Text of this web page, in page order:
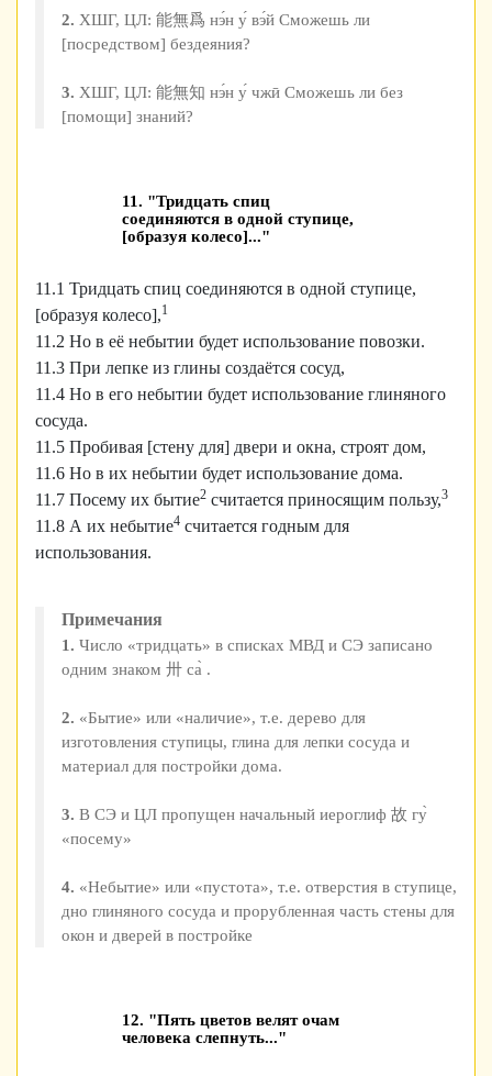
2. ХШГ, ЦЛ: 能無爲 нэ́н у́ вэ́й Сможешь ли
[посредством] бездеяния?
3. ХШГ, ЦЛ: 能無知 нэ́н у́ чжӣ Сможешь ли без
[помощи] знаний?
11. "Тридцать спиц
соединяются в одной ступице,
[образуя колесо]..."
11.1 Тридцать спиц соединяются в одной ступице,
[образуя колесо],1
11.2 Но в её небытии будет использование повозки.
11.3 При лепке из глины создаётся сосуд,
11.4 Но в его небытии будет использование глиняного
сосуда.
11.5 Пробивая [стену для] двери и окна, строят дом,
11.6 Но в их небытии будет использование дома.
11.7 Посему их бытие2 считается приносящим пользу,3
11.8 А их небытие4 считается годным для
использования.
Примечания
1. Число «тридцать» в списках МВД и СЭ записано
одним знаком 卅 са̀ .
2. «Бытие» или «наличие», т.е. дерево для
изготовления ступицы, глина для лепки сосуда и
материал для постройки дома.
3. В СЭ и ЦЛ пропущен начальный иероглиф 故 гу̀
«посему»
4. «Небытие» или «пустота», т.е. отверстия в ступице,
дно глиняного сосуда и прорубленная часть стены для
окон и дверей в постройке
12. "Пять цветов велят очам
человека слепнуть..."